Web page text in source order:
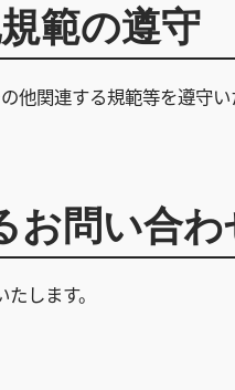
範の遵守
他関連する規範等を遵守い
お問い合
します。